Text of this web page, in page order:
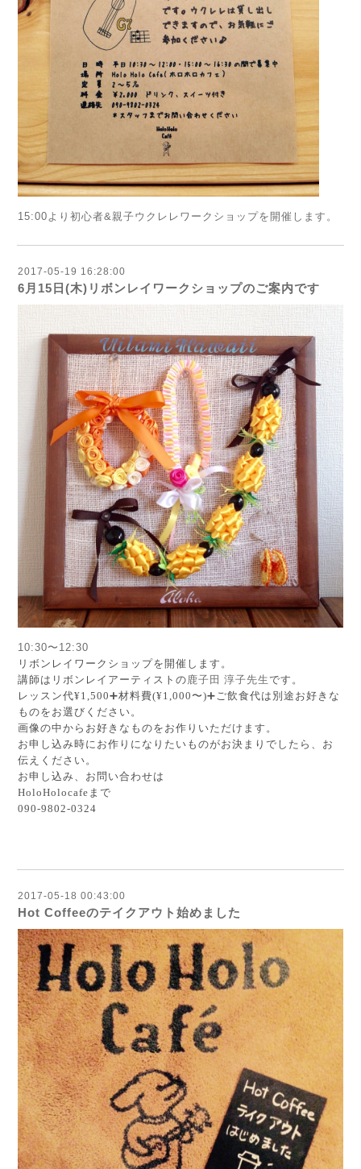
15:00より初心者&親子ウクレレワークショップを開催します。
2017-05-19 16:28:00
6月15日(木)リボンレイワークショップのご案内です
10:30〜12:30
リボンレイワークショップを開催します。
講師はリボンレイアーティストの 鹿子田 淳子先生です。
レッスン代¥1,500➕材料費(¥1,000〜)➕ご飲食代は別途お好きな
ものをお選びください。
画像の中からお好きなものをお作りいただけます。
お申し込み時にお作りになりたいものがお決まりでしたら、お
伝えください。
お申し込み、お問い合わせは
HoloHolocafeまで
090-9802-0324
2017-05-18 00:43:00
Hot Coffeeのテイクアウト始めました